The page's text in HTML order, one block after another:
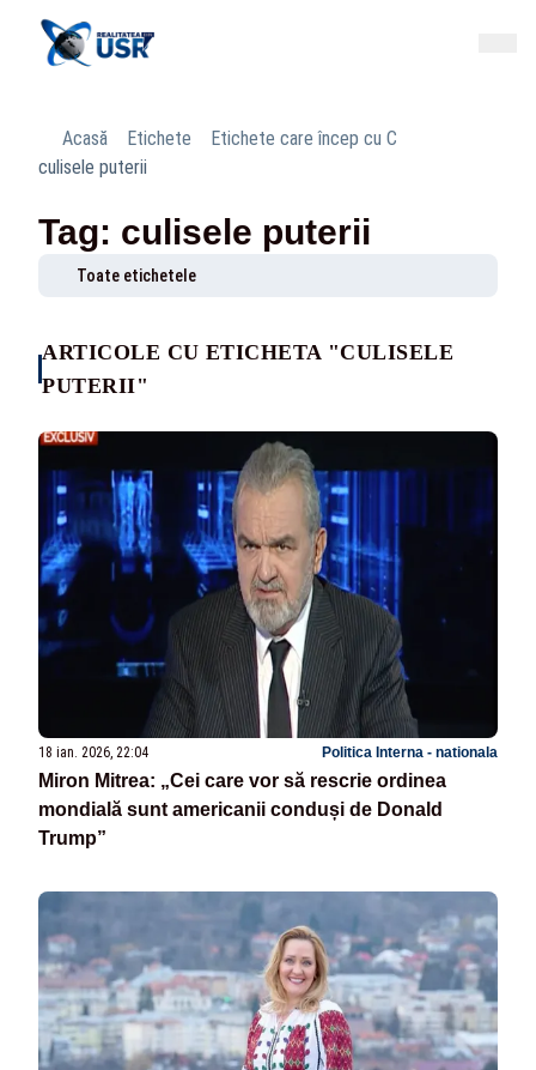
Acasă Etichete
Etichete care încep cu C
culisele puterii
Tag: culisele puterii
Toate etichetele
ARTICOLE CU ETICHETA "CULISELE
PUTERII"
18 ian. 2026, 22:04 Politica Interna - nationala
Miron Mitrea: „Cei care vor să rescrie ordinea
mondială sunt americanii conduși de Donald
Trump”